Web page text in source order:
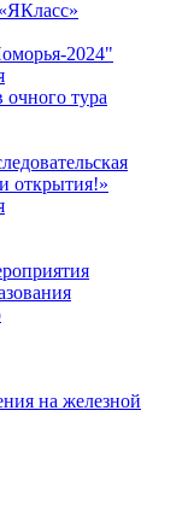
2024"
тура
открытия!»
на железной